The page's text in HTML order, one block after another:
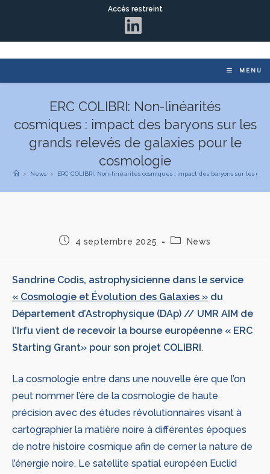
Accès restreint
MENU
ERC COLIBRI: Non-linéarités
cosmiques : impact des baryons sur les
grands relevés de galaxies pour le
cosmologie
> News > ERC COLIBRI: Non-linéarités cosmiques : impact des baryons sur les
4 septembre 2025 News
Sandrine Codis, astrophysicienne dans le service
« Cosmologie et Évolution des Galaxies » du
Département d’Astrophysique (DAp) // UMR AIM de
l’Irfu vient de recevoir la bourse européenne « ERC
Starting Grant» pour son projet COLIBRI.
La cosmologie entre dans une nouvelle ère que l’on
peut nommer l’ère de la cosmologie de haute
précision avec des études révolutionnaires visant à
cartographier la matière noire à différentes époques
de notre histoire cosmique afin de cerner la nature de
l’énergie noire. Le satellite spatial européen Euclid